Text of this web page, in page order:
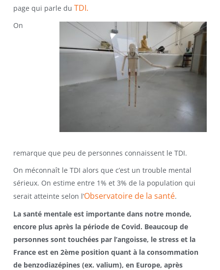
page qui parle du TDI.
On
remarque que peu de personnes connaissent le TDI.
On méconnaît le TDI alors que c’est un trouble mental
sérieux. On estime entre 1% et 3% de la population qui
serait atteinte selon l’Observatoire de la santé.
La santé mentale est importante dans notre monde,
encore plus après la période de Covid. Beaucoup de
personnes sont touchées par l’angoisse, le stress et la
France est en 2ème position quant à la consommation
de benzodiazépines (ex. valium), en Europe, après